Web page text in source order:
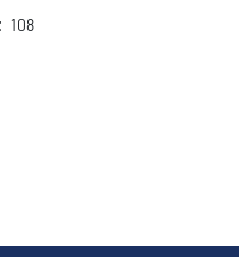
108